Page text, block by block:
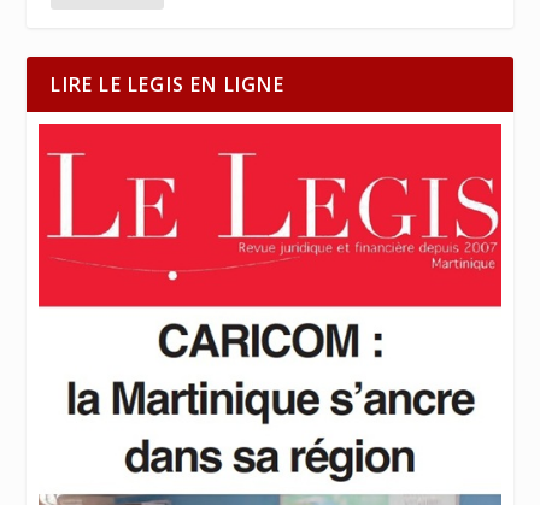
LIRE LE LEGIS EN LIGNE